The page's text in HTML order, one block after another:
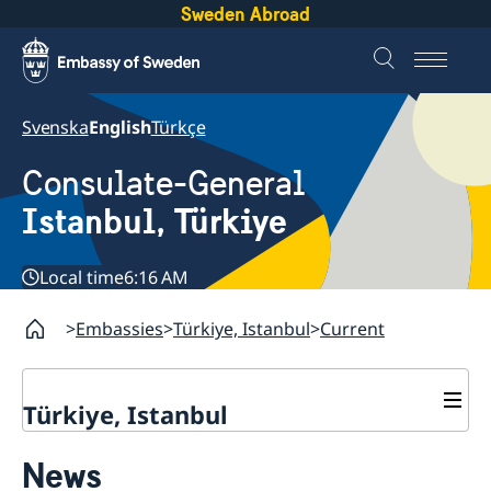
Sweden Abroad
SvenskaEnglishTürkçe
Consulate-General
Istanbul, Türkiye
Local time6:16 AM
Embassies Türkiye, Istanbul Current
Türkiye, Istanbul
Visa and Migration Section
About us
News